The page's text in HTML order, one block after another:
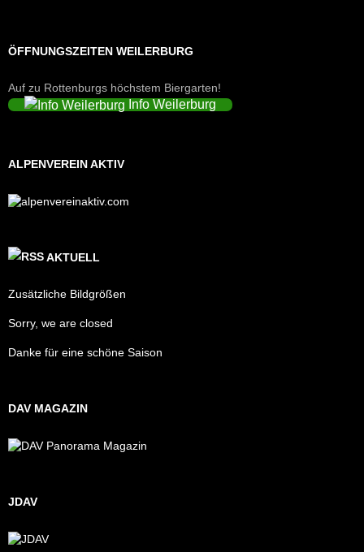
ÖFFNUNGSZEITEN WEILERBURG
Auf zu Rottenburgs höchstem Biergarten!
Info Weilerburg
ALPENVEREIN AKTIV
AKTUELL
Zusätzliche Bildgrößen
Sorry, we are closed
Danke für eine schöne Saison
DAV MAGAZIN
JDAV